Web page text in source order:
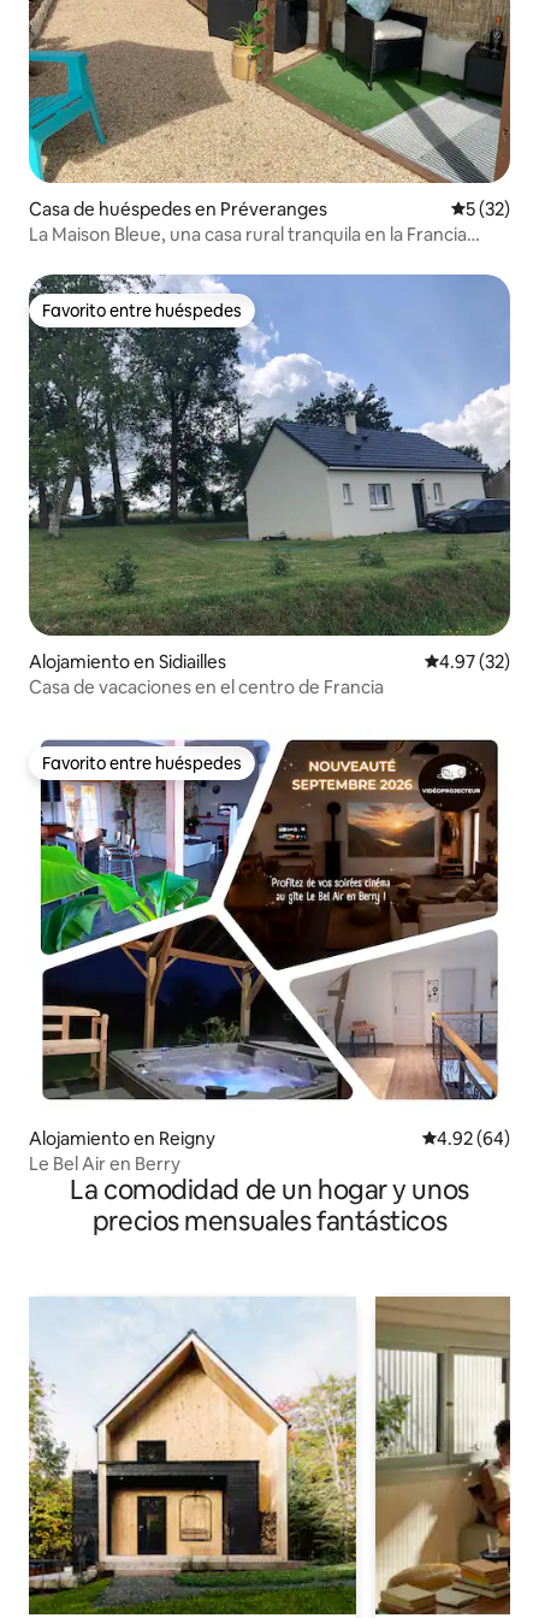
Casa de huéspedes en Préveranges
5 (32)
La Maison Bleue, una casa rural tranquila en la Francia
Favorito entre huéspedes
Favorito entre huéspedes
Alojamiento en Sidiailles Calificación
4.97 (32)
Casa de vacaciones en el centro de Francia
Favorito entre huéspedes
Favorito entre huéspedes
Alojamiento en Reigny Calificación
4.92 (64)
Le Bel Air en Berry
La comodidad de un hogar y unos
precios mensuales fantásticos